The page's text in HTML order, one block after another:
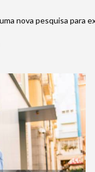
nova pesquisa para